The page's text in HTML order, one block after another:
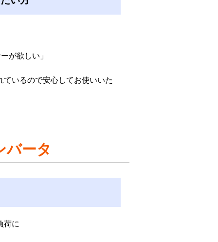
が欲しい」
いるので安心してお使いいた
バータ
荷に